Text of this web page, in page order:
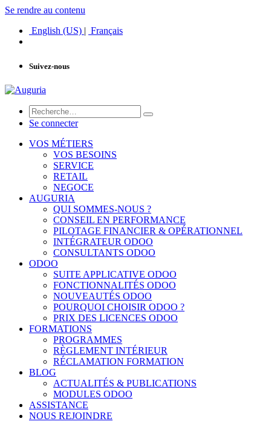
Se rendre au contenu
English (US) | Français
Suivez-nous
Se connecter
VOS MÉTIERS
VOS BESOINS
SERVICE
RETAIL
NEGOCE
AUGURIA
QUI SOMMES-NOUS ?
CONSEIL EN PERFORMANCE
PILOTAGE FINANCIER & OPÉRATIONNEL
INTÉGRATEUR ODOO
CONSULTANTS ODOO
ODOO
SUITE APPLICATIVE ODOO
FONCTIONNALITÉS ODOO
NOUVEAUTÉS ODOO
POURQUOI CHOISIR ODOO ?
PRIX DES LICENCES ODOO
FORMATIONS
PROGRAMMES
RÈGLEMENT INTÉRIEUR
RÉCLAMATION FORMATION
BLOG
ACTUALITÉS & PUBLICATIONS
MODULES ODOO
ASSISTANCE
NOUS REJOINDRE